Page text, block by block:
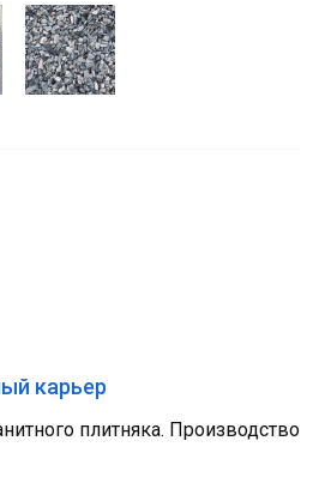
карьер
плитняка. Производство